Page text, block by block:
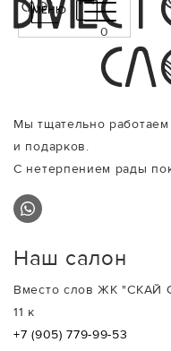
МЕНЮ
0
Мы тщательно
и подарков.
С нетерпением рады
Наш салон
Вместо слов ЖК "СКАЙ
11 к
+7 (905) 779-99-53